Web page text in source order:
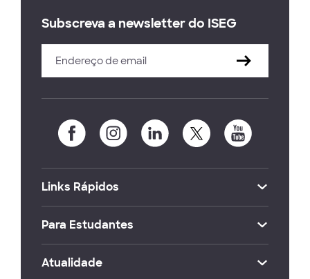
Subscreva a newsletter do ISEG
Links Rápidos
Para Estudantes
Atualidade